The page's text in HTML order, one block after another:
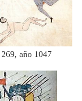
año 1047